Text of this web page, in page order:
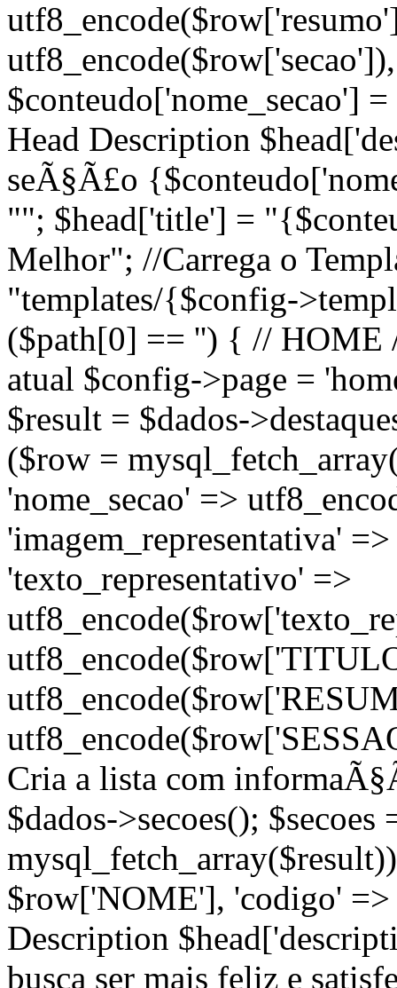
$conteudo['nome_secao']
Head Description
seÃ§Ã£o
""; $head['title'] =
Melhor"; //Carrega o
"templates/{$config-
($path[0] == '') { // HOME
atual $config->page =
$result = $dados-
($row =
'nome_secao' =>
'imagem_representativa'
'texto_representativo' =>
Cria a lista com
$dados->secoes();
$row['NOME'], 'codigo'
Description
busca ser mais feliz e